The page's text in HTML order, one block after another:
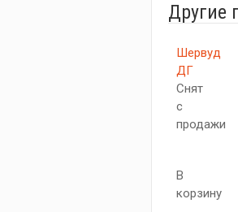
Другие
Шервуд
ДГ
Снят
с
продажи
В
корзину